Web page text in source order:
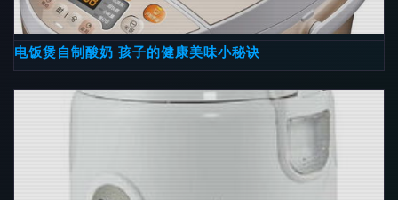
电饭煲自制酸奶 孩子的健康美味小秘诀